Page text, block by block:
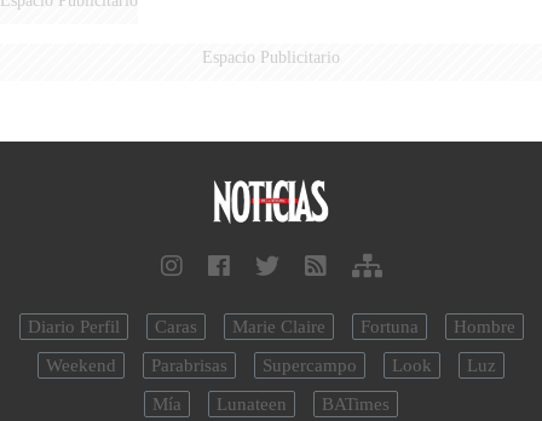
Espacio Publicitario
Diario Perfil Caras Marie Claire Fortuna
Hombre
Weekend
Parabrisas Supercampo Look
Luz
Mía
Lunateen BATimes